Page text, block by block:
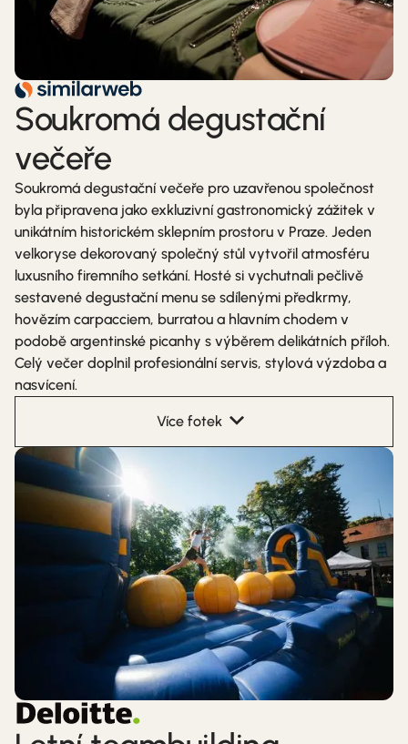
Soukromá degustační
večeře
Soukromá degustační večeře pro uzavřenou společnost
byla připravena jako exkluzivní gastronomický zážitek v
unikátním historickém sklepním prostoru v Praze. Jeden
velkoryse dekorovaný společný stůl vytvořil atmosféru
luxusního firemního setkání. Hosté si vychutnali pečlivě
sestavené degustační menu se sdílenými předkrmy,
hovězím carpacciem, burratou a hlavním chodem v
podobě argentinské picanhy s výběrem delikátních příloh.
Celý večer doplnil profesionální servis, stylová výzdoba a
nasvícení.
Více fotek